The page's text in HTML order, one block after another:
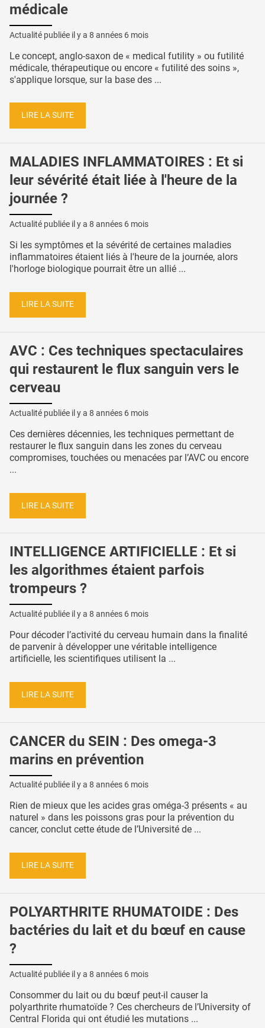
médicale
Actualité publiée il y a 8 années 6 mois
Le concept, anglo-saxon de « medical futility » ou futilité
médicale, thérapeutique ou encore « futilité des soins »,
s'applique lorsque, sur la base des ...
LIRE LA SUITE
MALADIES INFLAMMATOIRES : Et si
leur sévérité était liée à l'heure de la
journée ?
Actualité publiée il y a 8 années 6 mois
Si les symptômes et la sévérité de certaines maladies
inflammatoires étaient liés à l'heure de la journée, alors
l'horloge biologique pourrait être un allié ...
LIRE LA SUITE
AVC : Ces techniques spectaculaires
qui restaurent le flux sanguin vers le
cerveau
Actualité publiée il y a 8 années 6 mois
Ces dernières décennies, les techniques permettant de
restaurer le flux sanguin dans les zones du cerveau
compromises, touchées ou menacées par l’AVC ou encore
...
LIRE LA SUITE
INTELLIGENCE ARTIFICIELLE : Et si
les algorithmes étaient parfois
trompeurs ?
Actualité publiée il y a 8 années 6 mois
Pour décoder l’activité du cerveau humain dans la finalité
de parvenir à développer une véritable intelligence
artificielle, les scientifiques utilisent la ...
LIRE LA SUITE
CANCER du SEIN : Des omega-3
marins en prévention
Actualité publiée il y a 8 années 6 mois
Rien de mieux que les acides gras oméga-3 présents « au
naturel » dans les poissons gras pour la prévention du
cancer, conclut cette étude de l’Université de ...
LIRE LA SUITE
POLYARTHRITE RHUMATOIDE : Des
bactéries du lait et du bœuf en cause
?
Actualité publiée il y a 8 années 6 mois
Consommer du lait ou du bœuf peut-il causer la
polyarthrite rhumatoïde ? Ces chercheurs de l’University of
Central Florida qui ont étudié les mutations ...